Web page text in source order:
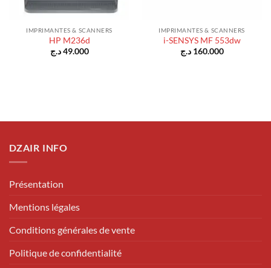
IMPRIMANTES & SCANNERS
HP M236d
49.000 د.ج
IMPRIMANTES & SCANNERS
i-SENSYS MF 553dw
160.000 د.ج
DZAIR INFO
Présentation
Mentions légales
Conditions générales de vente
Politique de confidentialité